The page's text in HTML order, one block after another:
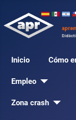
Inicio Cómo
Empleo
Zona crash